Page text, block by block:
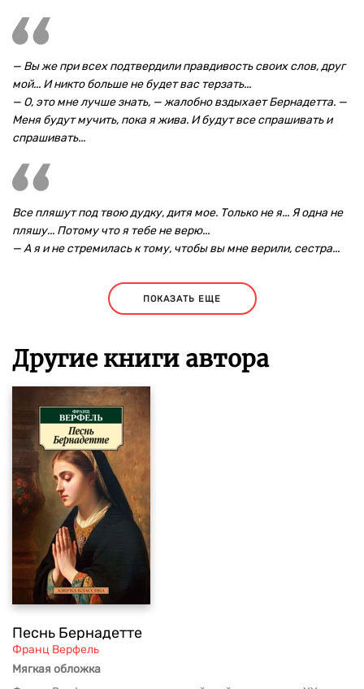
— Вы же при всех подтвердили правдивость своих слов, друг
мой... И никто больше не будет вас терзать...
— О, это мне лучше знать, — жалобно вздыхает Бернадетта. —
Меня будут мучить, пока я жива. И будут все спрашивать и
спрашивать...
Все пляшут под твою дудку, дитя мое. Только не я... Я одна не
пляшу... Потому что я тебе не верю...
— А я и не стремилась к тому, чтобы вы мне верили, сестра...
ПОКАЗАТЬ ЕЩЕ
Другие книги автора
Песнь Бернадетте
Франц Верфель
Мягкая обложка